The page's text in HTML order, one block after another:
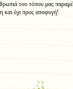
του τόπου μας
και όχι προς αποφυγή!